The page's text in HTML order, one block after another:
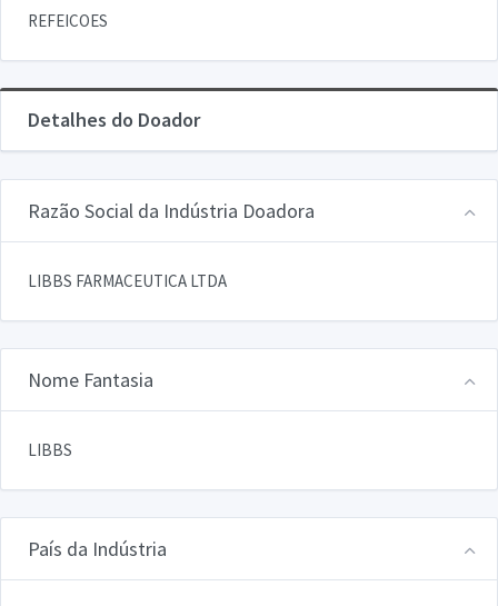
REFEICOES
Detalhes do Doador
Razão Social da Indústria Doadora
LIBBS FARMACEUTICA LTDA
Nome Fantasia
LIBBS
País da Indústria